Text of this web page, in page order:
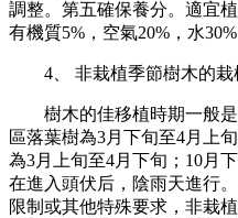
調整。第五確保養分。適宜
有機質5%，空氣20%，水30%
4、 非栽植季節樹木的栽
樹木的佳移植時期一般是
區落葉樹為3月下旬至4月上
為3月上旬至4月下旬；10月
在進入頭伏后，陰雨天進行
限制或其他特殊要求，非栽